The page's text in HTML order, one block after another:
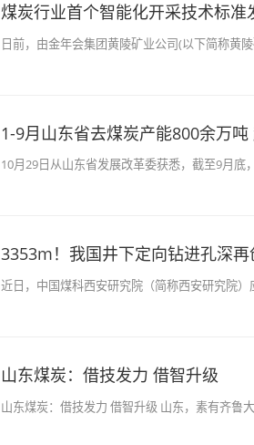
煤炭行业首个智能化开采技术标准
日前，由金年会集团黄陵矿业公司(以下简称黄
1-9月山东省去煤炭产能800余万
10月29日从山东省发展改革委获悉，截至9月
3353m！我国井下定向钻进孔深
近日，中国煤科西安研究院（简称西安研究院
山东煤炭：借技发力 借智升级
山东煤炭：借技发力 借智升级 山东，素有齐鲁